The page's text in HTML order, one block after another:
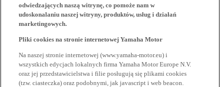
odwiedzających naszą witrynę, co pomoże nam w
udoskonalaniu naszej witryny, produktów, usług i działań
marketingowych.
Pliki cookies na stronie internetowej Yamaha Motor
Na naszej stronie internetowej (www.yamaha-motor.eu) i
wszystkich edycjach lokalnych firma Yamaha Motor Europe N.V.
oraz jej przedstawicielstwa i filie posługują się plikami cookies
(tzw. ciasteczka) oraz podobnymi, jak javascript i web beacon.